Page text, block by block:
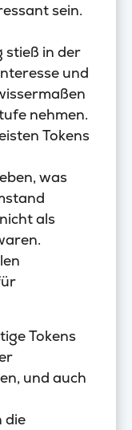
sein.
stieß in der
und
nehmen.
Tokens
was
als
Tokens
und auch
die